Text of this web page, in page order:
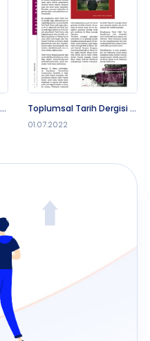
Toplumsal Tarih Dergisi -
01.07.2022